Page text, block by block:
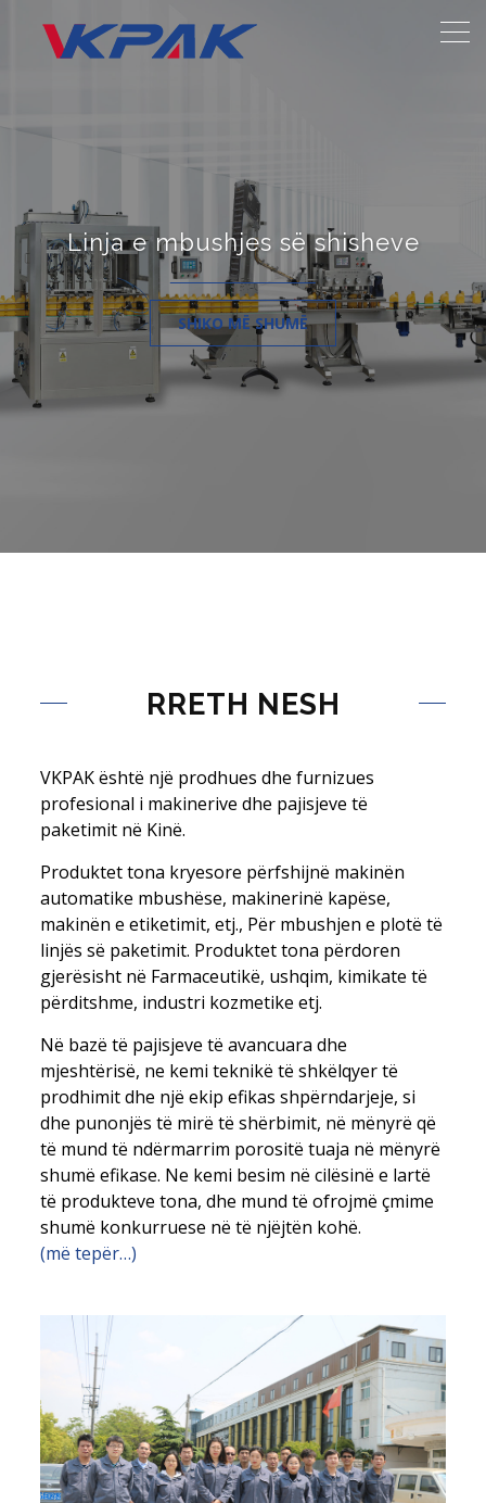
Linja e mbushjes së shisheve
SHIKO MË SHUMË
RRETH NESH
VKPAK është një prodhues dhe furnizues
profesional i makinerive dhe pajisjeve të
paketimit në Kinë.
Produktet tona kryesore përfshijnë makinën
automatike mbushëse, makinerinë kapëse,
makinën e etiketimit, etj., Për mbushjen e plotë të
linjës së paketimit. Produktet tona përdoren
gjerësisht në Farmaceutikë, ushqim, kimikate të
përditshme, industri kozmetike etj.
Në bazë të pajisjeve të avancuara dhe
mjeshtërisë, ne kemi teknikë të shkëlqyer të
prodhimit dhe një ekip efikas shpërndarjeje, si
dhe punonjës të mirë të shërbimit, në mënyrë që
të mund të ndërmarrim porositë tuaja në mënyrë
shumë efikase. Ne kemi besim në cilësinë e lartë
të produkteve tona, dhe mund të ofrojmë çmime
shumë konkurruese në të njëjtën kohë.
(më tepër…)